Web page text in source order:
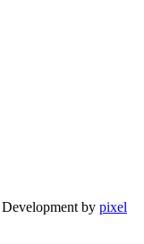
by pixel